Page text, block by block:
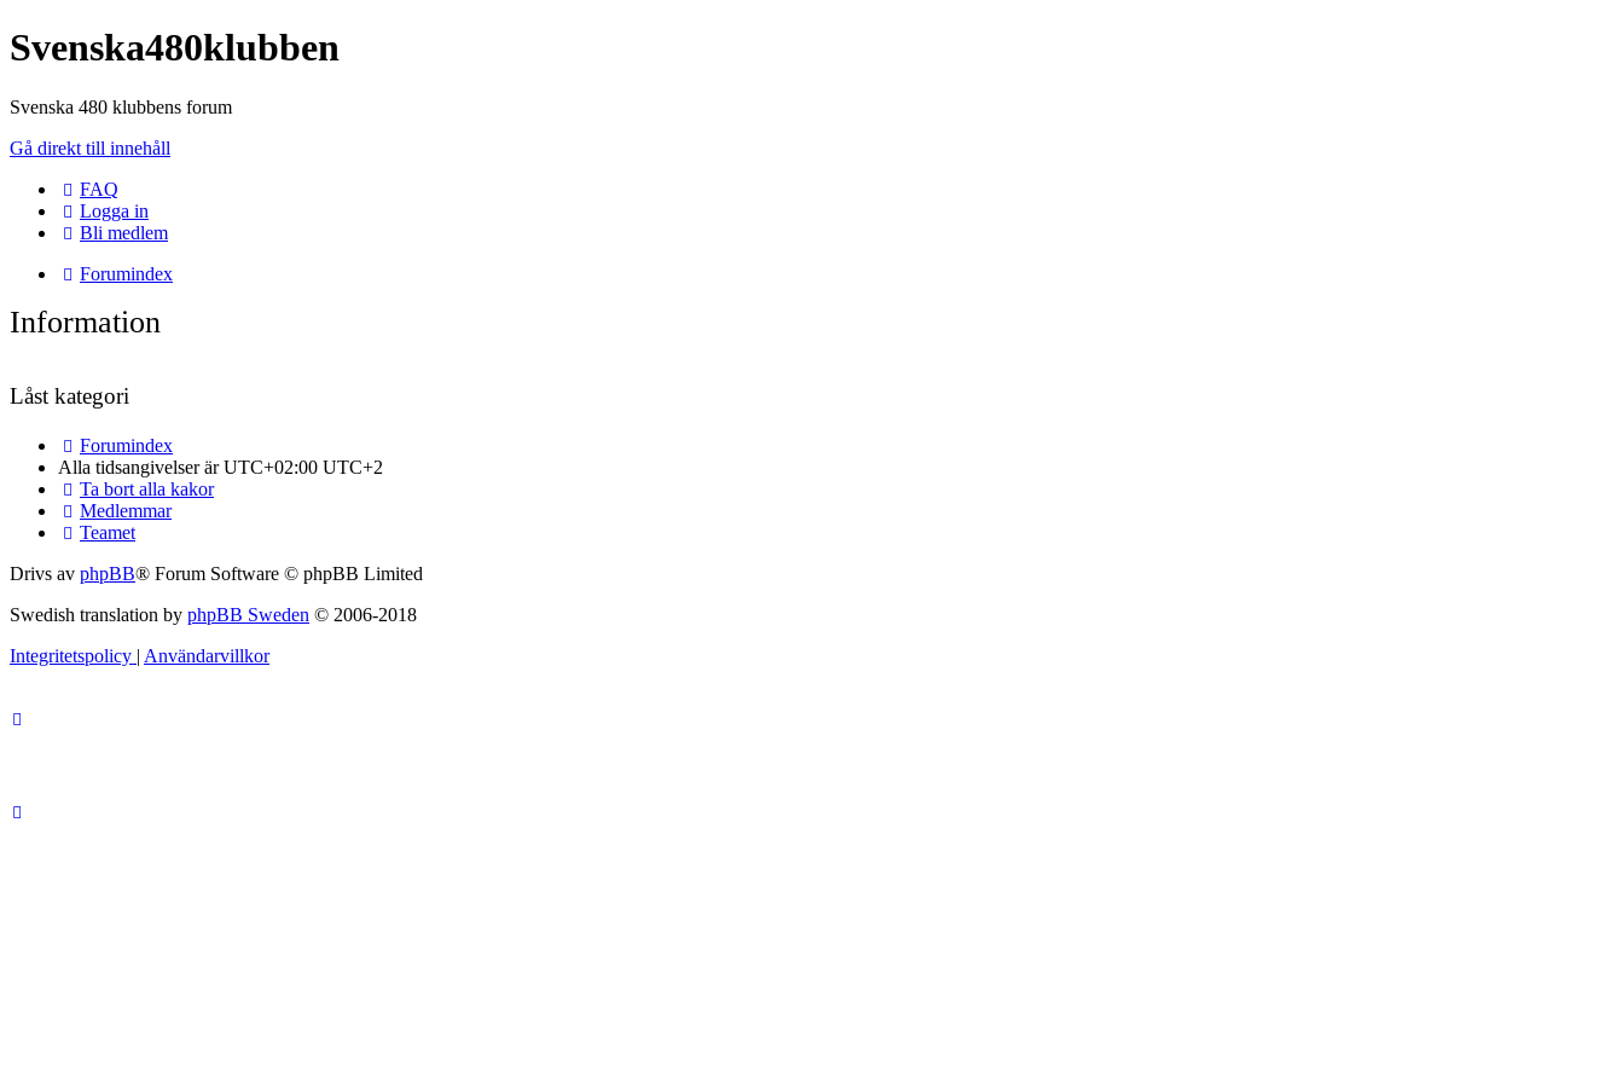
Svenska480klubben
Svenska 480 klubbens forum
Gå direkt till innehåll
FAQ
Logga in
Bli medlem
Forumindex
Information
Låst kategori
Forumindex
Alla tidsangivelser är UTC+02:00 UTC+2
Ta bort alla kakor
Medlemmar
Teamet
Drivs av phpBB® Forum Software © phpBB Limited
Swedish translation by phpBB Sweden © 2006-2018
Integritetspolicy | Användarvillkor